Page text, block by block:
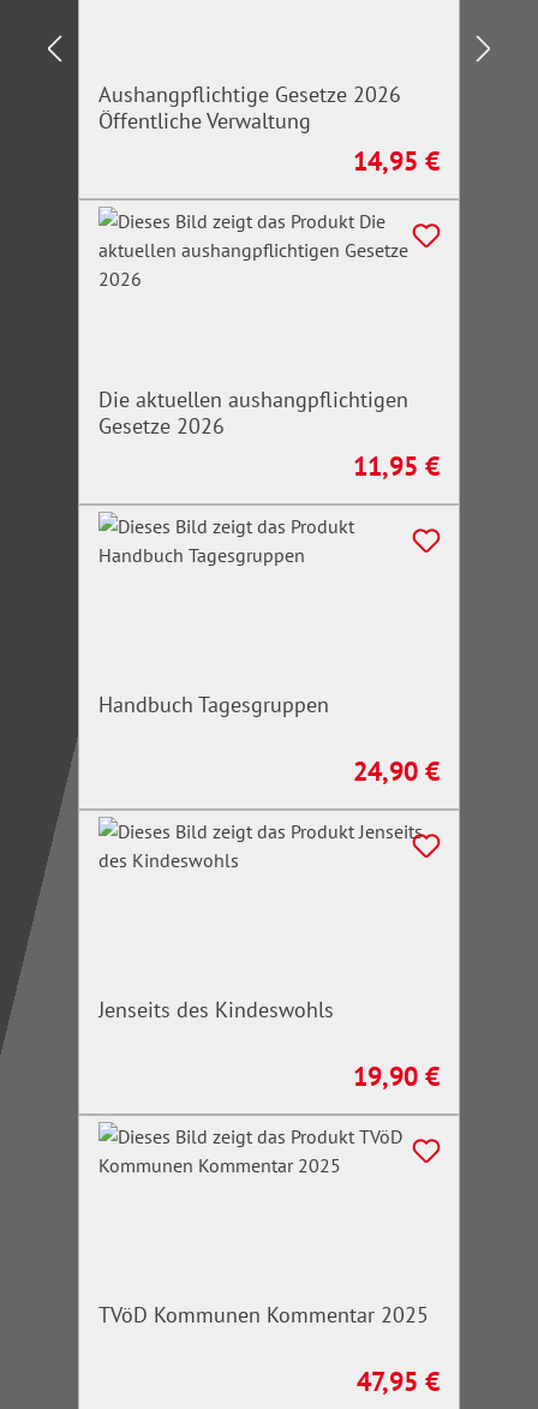
Aushangpflichtige Gesetze 2026
Öffentliche Verwaltung
Regulärer Preis:
14,95 €
Die aktuellen aushangpflichtigen
Gesetze 2026
Regulärer Preis:
11,95 €
Handbuch Tagesgruppen
Regulärer Preis:
24,90 €
Jenseits des Kindeswohls
Regulärer Preis:
19,90 €
TVöD Kommunen Kommentar 2025
Regulärer Preis:
47,95 €